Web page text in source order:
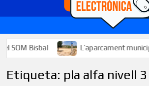
Bisbal L’aparcament municipal
Etiqueta: pla alfa nivell 3